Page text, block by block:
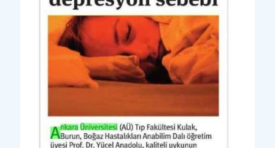
Yazılı Basın
Ekonomi Günlük Yerel Gazet